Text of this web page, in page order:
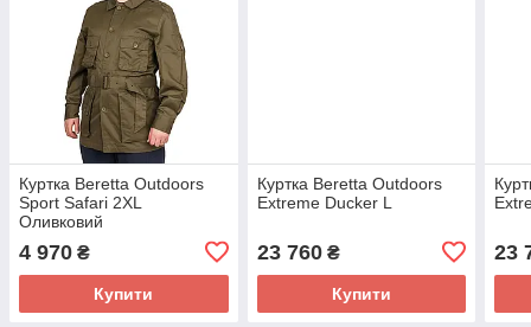
Куртка Beretta Outdoors
Sport Safari 2XL
Оливковий
4 970 ₴
Купити
Куртка Beretta Outdoors
Extreme Ducker L
23 760₴
Купити
23